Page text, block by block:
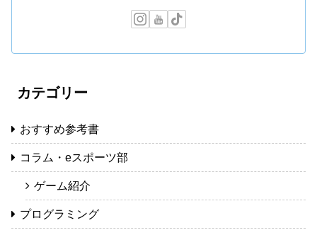
カテゴリー
おすすめ参考書
コラム・eスポーツ部
ゲーム紹介
プログラミング